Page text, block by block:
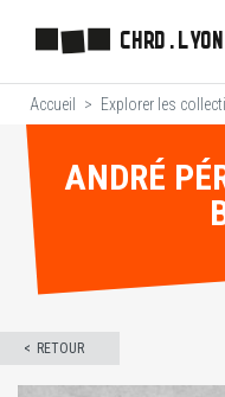
Accueil Explorer les
ANDRÉ
RETOUR